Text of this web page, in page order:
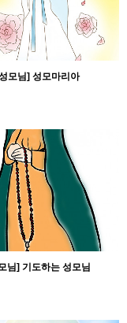
모님] 성모마리아
님] 기도하는 성모님